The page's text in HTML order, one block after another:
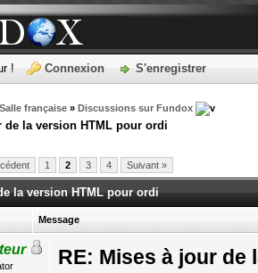
! Connexion S'enregistrer
Salle française» Discussions sur Fundox
de la version HTML pour ordi
1 2 3 4 Suivant »
la version HTML pour ordi
Message
RE: Mises à jour de